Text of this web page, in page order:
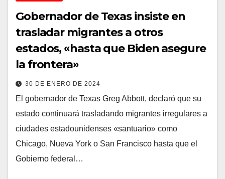
Gobernador de Texas insiste en
trasladar migrantes a otros
estados, «hasta que Biden asegure
la frontera»
30 DE ENERO DE 2024
El gobernador de Texas Greg Abbott, declaró que su
estado continuará trasladando migrantes irregulares a
ciudades estadounidenses «santuario» como
Chicago, Nueva York o San Francisco hasta que el
Gobierno federal…